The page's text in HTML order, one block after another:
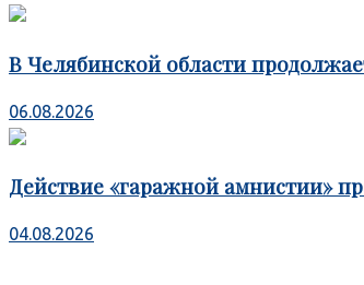
В Челябинской области
06.08.2026
Действие «гаражной амнистии»
04.08.2026